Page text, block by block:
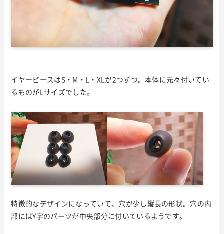
イヤーピースはS・M・L・XLが2つずつ。本体に元々付いてい
るものがLサイズでした。
特徴的なデザインになっていて、穴が少し縦長の形状。穴の内
部にはY字のパーツが中央部分に付いているようです。